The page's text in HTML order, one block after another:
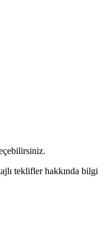
teklifler hakkında bilgi